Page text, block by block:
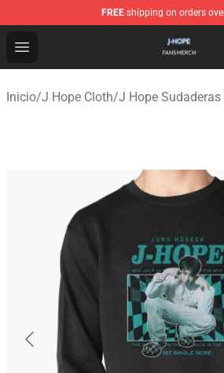
FREE shipping on orders
Open menu
J Hope Shop - Official J Hope
Inicio/J Hope Cloth/J Hope Sudaderas